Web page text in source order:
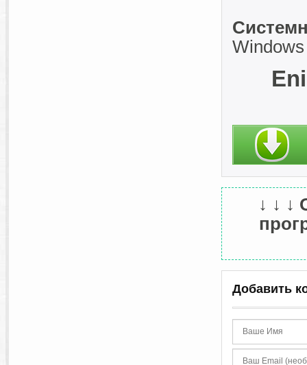
↓ ↓ ↓
Добавить